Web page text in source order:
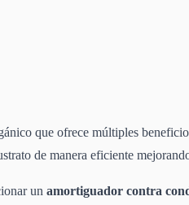
que ofrece múltiples
de manera eficiente
un amortiguador contra